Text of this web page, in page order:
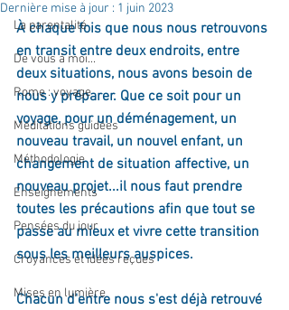
La parentalité
De vous à moi...
Rome : voyage
Méditations guidées
Méthodologie
Enseignements
Pensées du jour
Croyances et idées reçues
Mises en lumière
Dernière mise à jour : 1 juin 2023
À chaque fois que nous nous retrouvons
en transit entre deux endroits, entre
deux situations, nous avons besoin de
nous y préparer. Que ce soit pour un
voyage, pour un déménagement, un
nouveau travail, un nouvel enfant, un
changement de situation affective, un
nouveau projet...il nous faut prendre
toutes les précautions afin que tout se
passe au mieux et vivre cette transition
sous les meilleurs auspices.
Chacun d'entre nous s'est déjà retrouvé